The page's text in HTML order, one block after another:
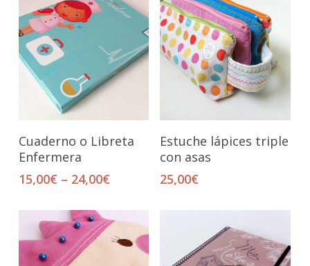
Seleccionar Opciones
Cuaderno o Libreta
Enfermera
15,00€ – 24,00€
Añadir Al Carrito
Estuche lápices triple
con asas
25,00€